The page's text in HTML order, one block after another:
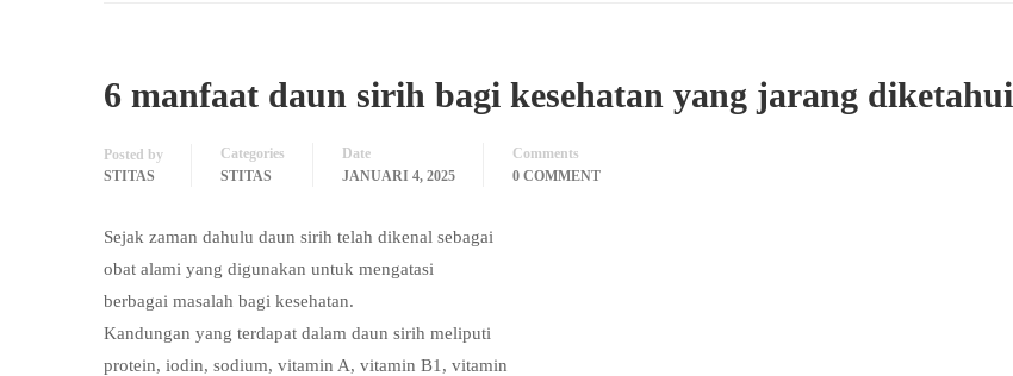
6 manfaat daun sirih bagi kesehatan yang jarang diketahui
Posted by
STITAS
Categories
STITAS
Date
JANUARI 4, 2025
Comments
0 COMMENT
Sejak zaman dahulu daun sirih telah dikenal sebagai
obat alami yang digunakan untuk mengatasi
berbagai masalah bagi kesehatan.
Kandungan yang terdapat dalam daun sirih meliputi
protein, iodin, sodium, vitamin A, vitamin B1, vitamin